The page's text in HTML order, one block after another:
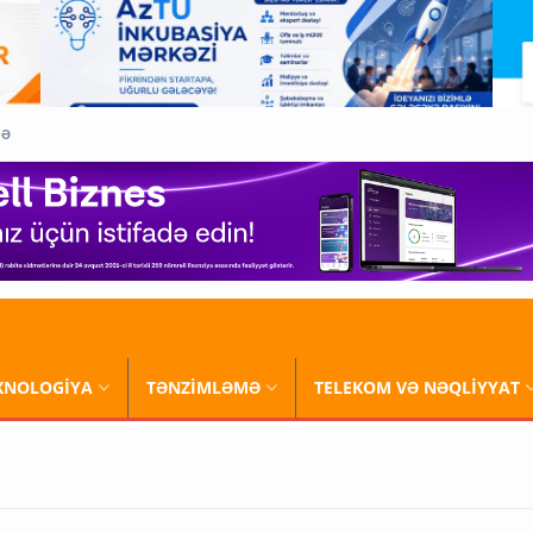
TƏNZİMLƏMƏ TELEKOM VƏ NƏQLİYYAT